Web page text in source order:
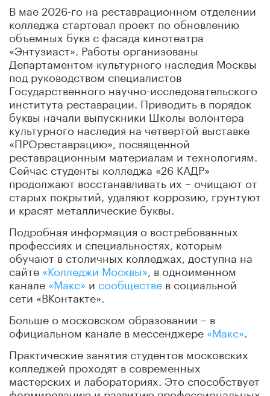
В мае 2026-го на реставрационном отделении
колледжа стартовал проект по обновлению
объемных букв с фасада кинотеатра
«Энтузиаст». Работы организованы
Департаментом культурного наследия Москвы
под руководством специалистов
Государственного научно-исследовательского
института реставрации. Приводить в порядок
буквы начали выпускники Школы волонтера
культурного наследия на четвертой выставке
«ПРОреставрацию», посвященной
реставрационным материалам и технологиям.
Сейчас студенты колледжа «26 КАДР»
продолжают восстанавливать их – очищают от
старых покрытий, удаляют коррозию, грунтуют
и красят металлические буквы.
Подробная информация о востребованных
профессиях и специальностях, которым
обучают в столичных колледжах, доступна на
сайте «Колледжи Москвы» , в одноименном
канале «Макс» и сообществе в социальной
сети «ВКонтакте».
Больше о московском образовании – в
официальном канале в мессенджере «Макс»
Практические занятия студентов московских
колледжей проходят в современных
мастерских и лабораториях. Это способствует